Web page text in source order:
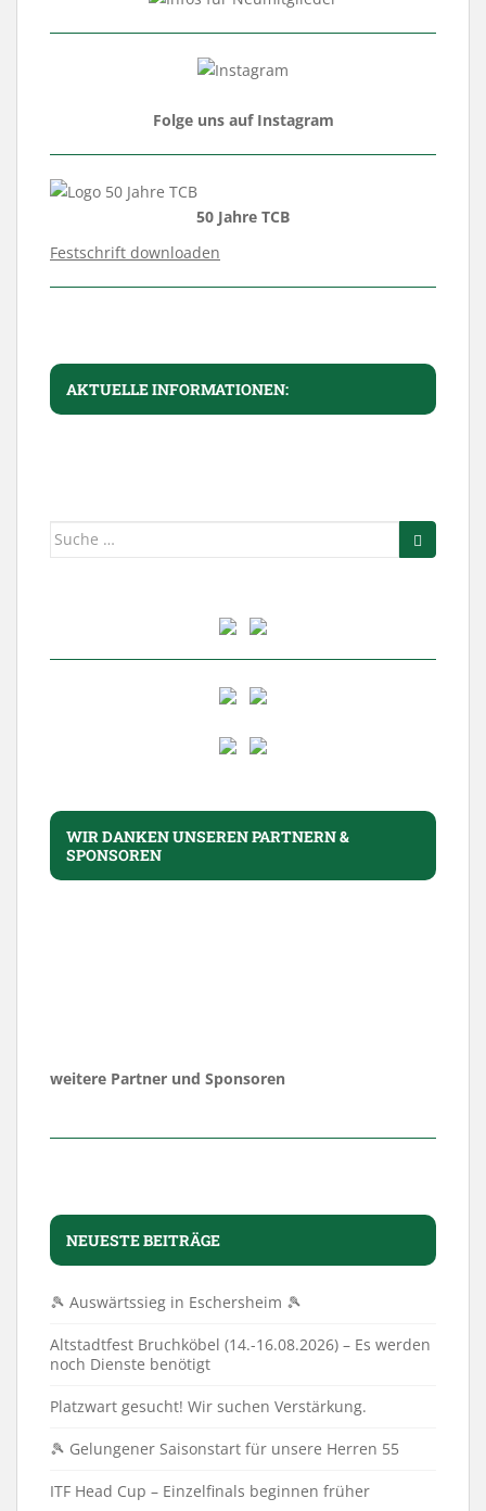
Folge uns auf Instagram
50 Jahre TCB
Festschrift downloaden
AKTUELLE INFORMATIONEN:
Suche
WIR DANKEN UNSEREN PARTNERN &
SPONSOREN
weitere Partner und Sponsoren
NEUESTE BEITRÄGE
🎾 Auswärtssieg in Eschersheim 🎾
Altstadtfest Bruchköbel (14.-16.08.2026) – Es werden
noch Dienste benötigt
Platzwart gesucht! Wir suchen Verstärkung.
🎾 Gelungener Saisonstart für unsere Herren 55
ITF Head Cup – Einzelfinals beginnen früher